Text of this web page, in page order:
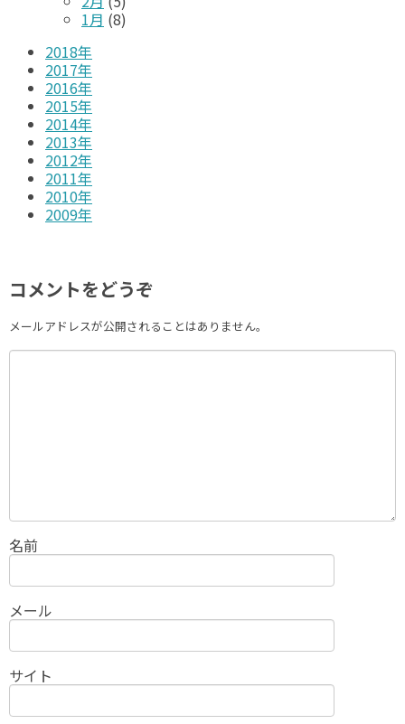
1月 (8)
2018年
2017年
2016年
2015年
2014年
2013年
2012年
2011年
2010年
2009年
コメントをどうぞ
メールアドレスが公開されることはありません。
名前
メール
サイト